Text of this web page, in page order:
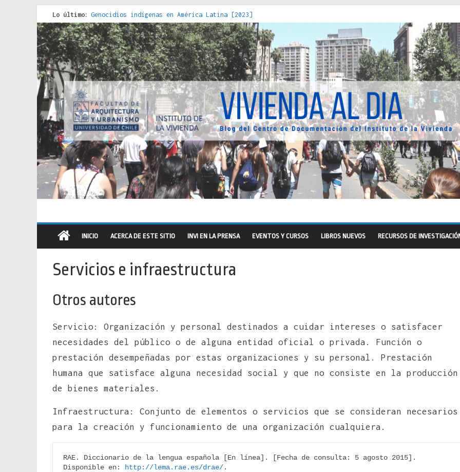
Lo último: Genocidios indígenas en América Latina [2023]
Estudios sobre la espacialización de los Estados : políticas, prácticas y representaciones [2022]
Donde el pedernal choca con el acero : hacia una teoría crítica de las fronteras latinoamericanas
Criterios técnicos para una vivienda adecuada [2019]
Red de consultorios de la Caja del Seguro Obrero en Santiago : un patrimonio emblemático [2014]
INICIO ACERCA DE ESTE SITIO INVI EN LA PRENSA EVENTOS Y CURSOS LIBROS NUEVOS RECURSOS DE
Servicios e infraestructura
Otros autores
Servicio: Organización y personal destinados a cuidar intereses o satisfacer
necesidades del público o de alguna entidad oficial o privada. Función o
prestación desempeñadas por estas organizaciones y su personal. Prestación
humana que satisface alguna necesidad social y que no consiste en la producción
de bienes materiales.
Infraestructura: Conjunto de elementos o servicios que se consideran necesarios
para la creación y funcionamiento de una organización cualquiera.
RAE. Diccionario de la lengua española [En línea]. [Fecha de consulta: 5 agosto 2015].
Disponible en:
http://lema.rae.es/drae/.